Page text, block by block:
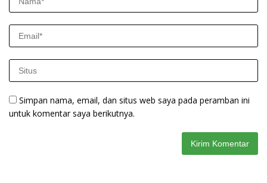
Simpan nama, email, dan situs web saya pada peramban ini
untuk komentar saya berikutnya.